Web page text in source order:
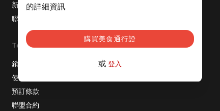
的詳細資訊
購買美食通行證
或 登入
新聞稿
聯盟計劃
Terms
銷售條款
使用條款
預訂條款
聯盟合約